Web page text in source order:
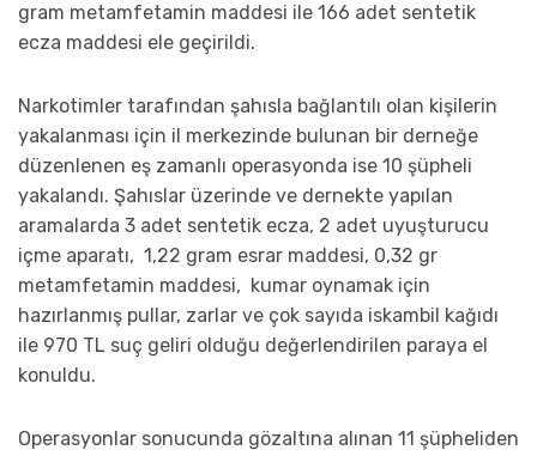
gram metamfetamin maddesi ile 166 adet sentetik
ecza maddesi ele geçirildi.
Narkotimler tarafından şahısla bağlantılı olan kişilerin
yakalanması için il merkezinde bulunan bir derneğe
düzenlenen eş zamanlı operasyonda ise 10 şüpheli
yakalandı. Şahıslar üzerinde ve dernekte yapılan
aramalarda 3 adet sentetik ecza, 2 adet uyuşturucu
içme aparatı, 1,22 gram esrar maddesi, 0,32 gr
metamfetamin maddesi, kumar oynamak için
hazırlanmış pullar, zarlar ve çok sayıda iskambil kağıdı
ile 970 TL suç geliri olduğu değerlendirilen paraya el
konuldu.
Operasyonlar sonucunda gözaltına alınan 11 şüpheliden